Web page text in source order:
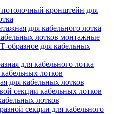
кронштейн для
для кабельного лотка
лотков монтажные
образное для кабельных
для кабельного лотка
лотков
для кабельных лотков
секции кабельных лотков
лотков
секции для кабельного